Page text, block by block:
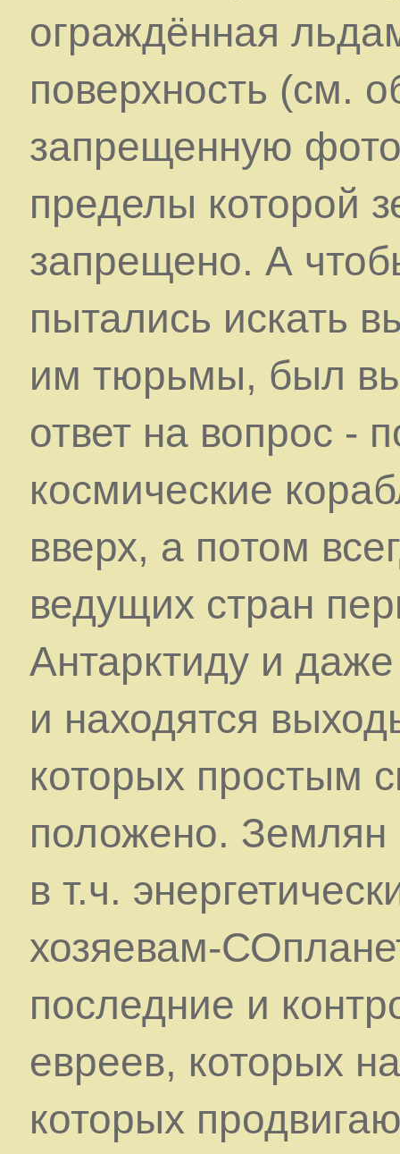
ограждённая
поверхность (см.
запрещенную
пределы которой
запрещено. А
пытались искать
им тюрьмы, был
ответ на вопрос -
космические
вверх, а потом
ведущих стран
Антарктиду и
и находятся
которых простым
положено.
в т.ч.
хозяевам-
последние и
евреев, которых
которых